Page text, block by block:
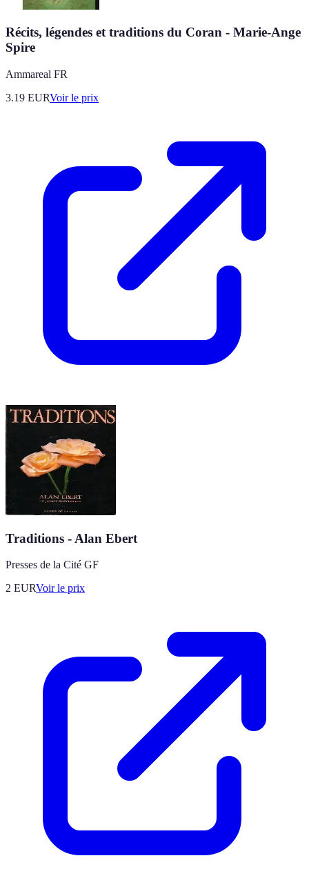
Récits, légendes et traditions du Coran - Marie-Ange
Spire
Ammareal FR
3.19 EURVoir le prix
Traditions - Alan Ebert
Presses de la Cité GF
2 EURVoir le prix